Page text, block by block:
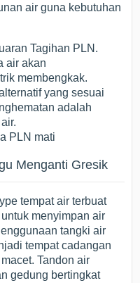
air guna kebutuhan
Tagihan PLN.
air akan
membengkak.
yang sesuai
adalah
PLN mati
Menganti Gresik
tempat air terbuat
menyimpan air
tangki air
tempat cadangan
Tandon air
gedung bertingkat